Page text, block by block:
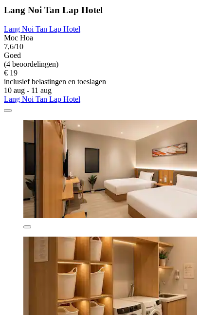
Lang Noi Tan Lap Hotel
Lang Noi Tan Lap Hotel
Moc Hoa
7,6/10
Goed
(4 beoordelingen)
€ 19
inclusief belastingen en toeslagen
10 aug - 11 aug
Lang Noi Tan Lap Hotel